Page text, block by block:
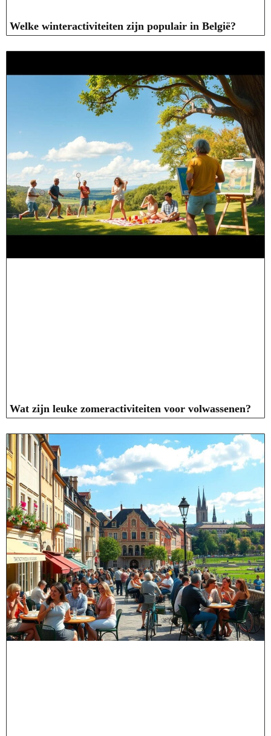
Welke winteractiviteiten zijn populair in België?
Wat zijn leuke zomeractiviteiten voor volwassenen?